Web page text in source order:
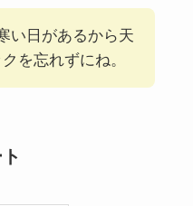
い日があるから天
を忘れずにね。